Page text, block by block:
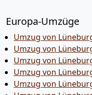
Europa-Umzüge
Umzug von
Umzug von
Umzug von
Umzug von
Umzug von